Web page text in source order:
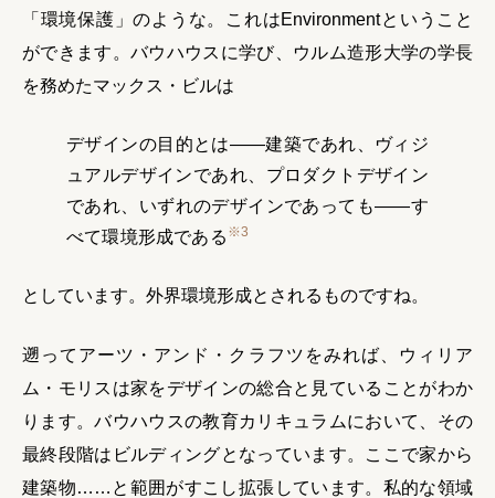
「環境保護」のような。これはEnvironmentということ
ができます。バウハウスに学び、ウルム造形大学の学長
を務めたマックス・ビルは
デザインの目的とは——建築であれ、ヴィジ
ュアルデザインであれ、プロダクトデザイン
であれ、いずれのデザインであっても——す
べて環境形成である ※3
としています。外界環境形成とされるものですね。
遡ってアーツ・アンド・クラフツをみれば、ウィリア
ム・モリスは家をデザインの総合と見ていることがわか
ります。バウハウスの教育カリキュラムにおいて、その
最終段階はビルディングとなっています。ここで家から
建築物……と範囲がすこし拡張しています。私的な領域